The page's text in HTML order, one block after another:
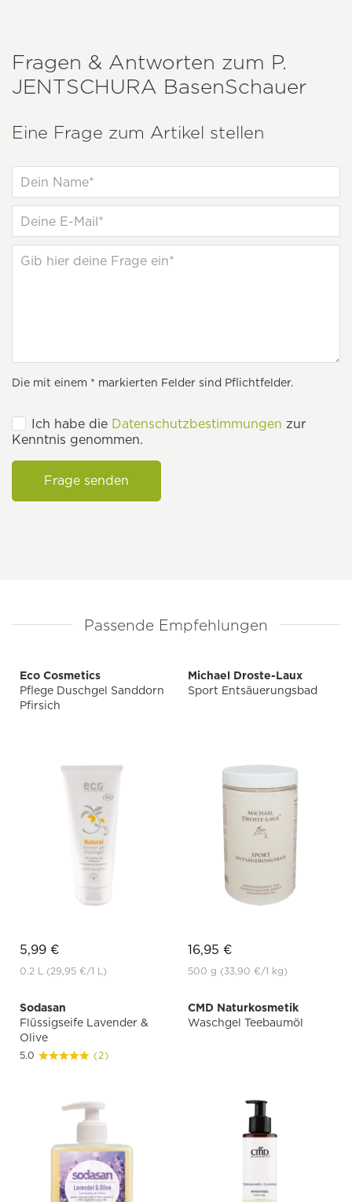
Fragen & Antworten zum P.
JENTSCHURA BasenSchauer
Eine Frage zum Artikel stellen
Die mit einem * markierten Felder sind Pflichtfelder.
Ich habe die Datenschutzbestimmungen zur
Kenntnis genommen.
Frage senden
Passende Empfehlungen
Eco Cosmetics
Pflege Duschgel Sanddorn
Pfirsich
5,99 €
0.2 L (29,95 €/1 L)
Michael Droste-Laux
Sport Entsäuerungsbad
16,95 €
500 g (33,90 €/1 kg)
Sodasan
Flüssigseife Lavender &
Olive
5.0 (2)
CMD Naturkosmetik
Waschgel Teebaumöl